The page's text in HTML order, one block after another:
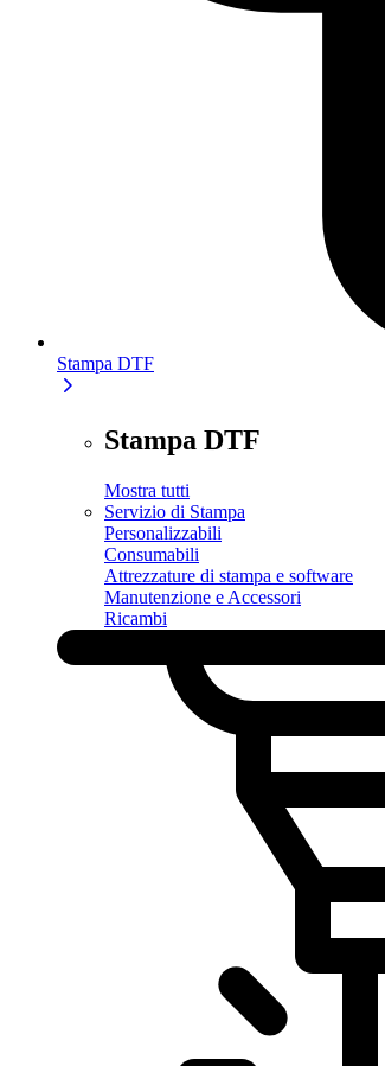
Stampa DTF
Stampa DTF
Mostra tutti
Servizio di Stampa
Personalizzabili
Consumabili
Attrezzature di stampa e software
Manutenzione e Accessori
Ricambi